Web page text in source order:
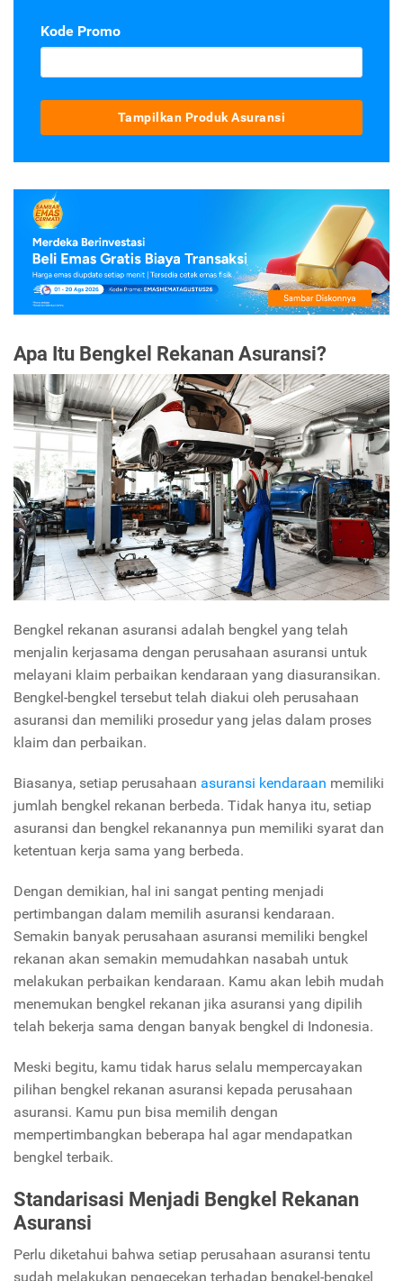
Kode Promo
Tampilkan Produk Asuransi
Apa Itu Bengkel Rekanan Asuransi?
Bengkel rekanan asuransi adalah bengkel yang telah
menjalin kerjasama dengan perusahaan asuransi untuk
melayani klaim perbaikan kendaraan yang diasuransikan.
Bengkel-bengkel tersebut telah diakui oleh perusahaan
asuransi dan memiliki prosedur yang jelas dalam proses
klaim dan perbaikan.
Biasanya, setiap perusahaan asuransi kendaraan memiliki
jumlah bengkel rekanan berbeda. Tidak hanya itu, setiap
asuransi dan bengkel rekanannya pun memiliki syarat dan
ketentuan kerja sama yang berbeda.
Dengan demikian, hal ini sangat penting menjadi
pertimbangan dalam memilih asuransi kendaraan.
Semakin banyak perusahaan asuransi memiliki bengkel
rekanan akan semakin memudahkan nasabah untuk
melakukan perbaikan kendaraan. Kamu akan lebih mudah
menemukan bengkel rekanan jika asuransi yang dipilih
telah bekerja sama dengan banyak bengkel di Indonesia.
Meski begitu, kamu tidak harus selalu mempercayakan
pilihan bengkel rekanan asuransi kepada perusahaan
asuransi. Kamu pun bisa memilih dengan
mempertimbangkan beberapa hal agar mendapatkan
bengkel terbaik.
Standarisasi Menjadi Bengkel Rekanan
Asuransi
Perlu diketahui bahwa setiap perusahaan asuransi tentu
sudah melakukan pengecekan terhadap bengkel-bengkel